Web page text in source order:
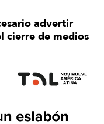
advertir
cierre de medios